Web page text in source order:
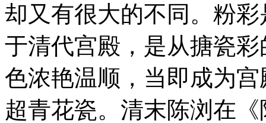
却又有很大的不同。粉
于清代宫殿，是从搪瓷
色浓艳温顺，当即成为
超青花瓷。清末陈浏在